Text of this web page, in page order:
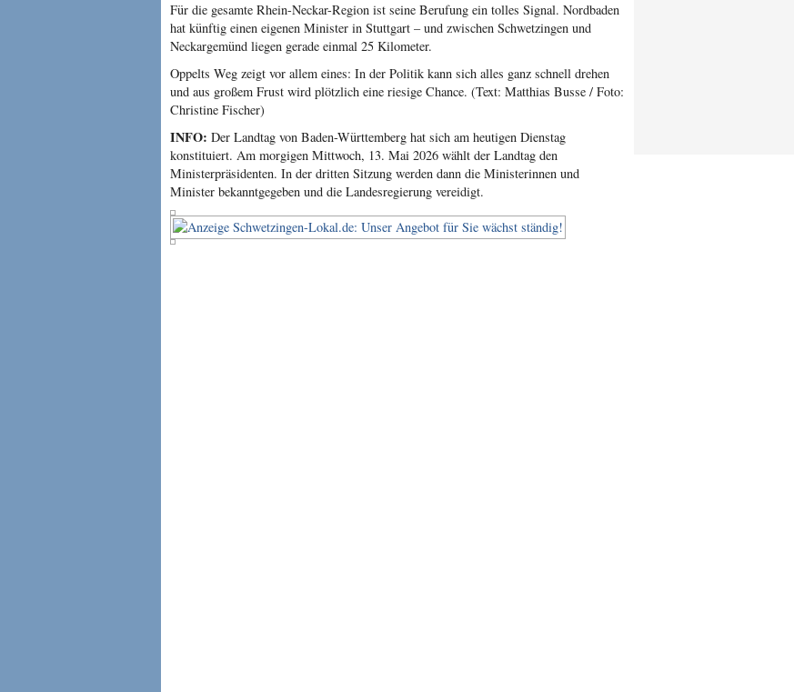
Für die gesamte Rhein-Neckar-Region ist seine Berufung ein tolles Signal. Nordbaden
hat künftig einen eigenen Minister in Stuttgart – und zwischen Schwetzingen und
Neckargemünd liegen gerade einmal 25 Kilometer.
Oppelts Weg zeigt vor allem eines: In der Politik kann sich alles ganz schnell drehen
und aus großem Frust wird plötzlich eine riesige Chance. (Text: Matthias Busse / Foto:
Christine Fischer)
INFO: Der Landtag von Baden-Württemberg hat sich am heutigen Dienstag
konstituiert. Am morgigen Mittwoch, 13. Mai 2026 wählt der Landtag den
Ministerpräsidenten. In der dritten Sitzung werden dann die Ministerinnen und
Minister bekanntgegeben und die Landesregierung vereidigt.